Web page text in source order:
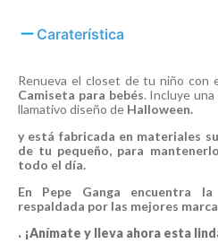
Caraterística
Renueva el closet de tu niño con
Camiseta para bebés. Incluye una
llamativo diseño de Halloween.
y está fabricada en materiales
de tu pequeño, para
todo el día.
En Pepe Ganga encuentra
respaldada por las mejores
. ¡Anímate y lleva ahora esta